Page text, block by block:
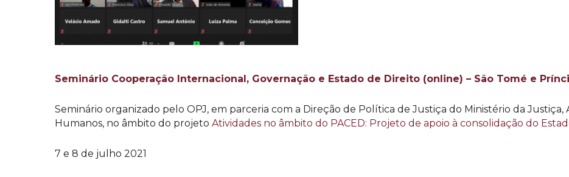
Seminário Cooperação Internacional, Governação e Estado de Direito (online) – São Tomé e
Seminário organizado pelo OPJ, em parceria com a Direção de Política de Justiça do Ministério da
Humanos, no âmbito do projeto Atividades no âmbito do PACED: Projeto de apoio à consolidação do
7 e 8 de julho 2021